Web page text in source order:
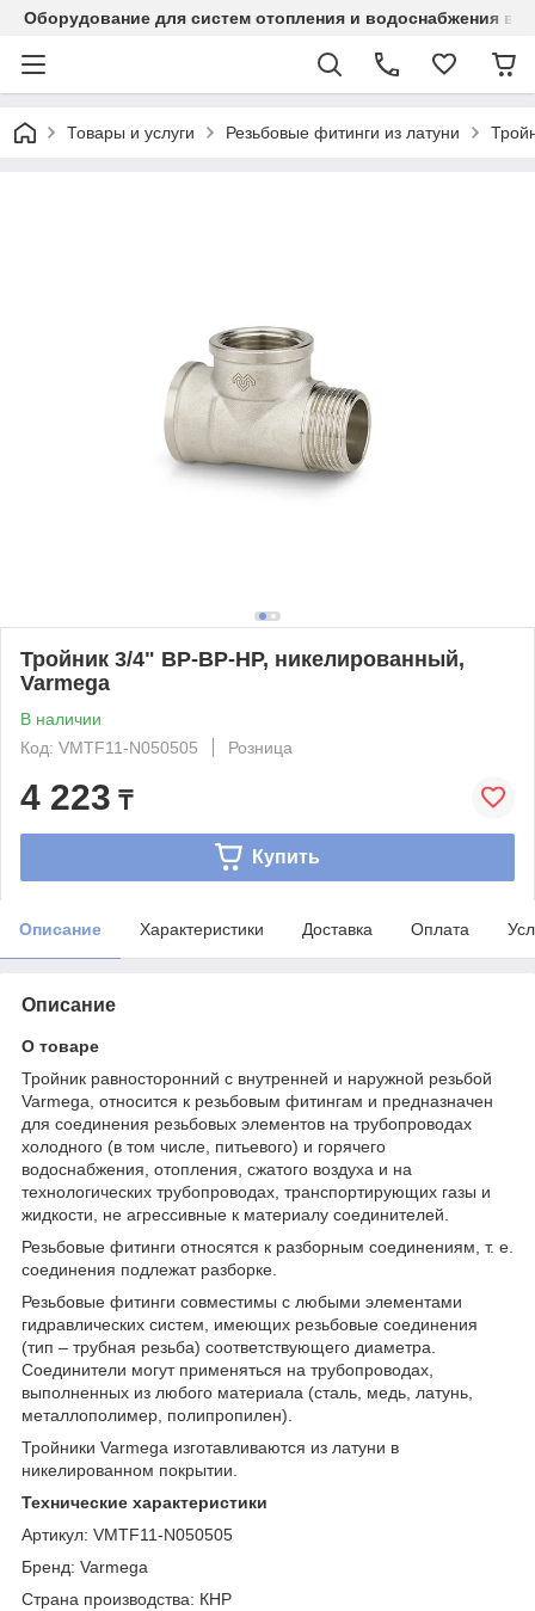
Оборудование для систем отопления и водоснабжения в
Товары и услуги Резьбовые фитинги из латуни
Тройник 3/4" ВР-ВР-НР, никелированный,
Varmega
В наличии
Код: VMTF11-N050505
Розница
4 223 ₸
Купить
Описание Характеристики Доставка Оплата
Описание
О товаре
Тройник равносторонний с внутренней и наружной резьбой
Varmega, относится к резьбовым фитингам и предназначен
для соединения резьбовых элементов на трубопроводах
холодного (в том числе, питьевого) и горячего
водоснабжения, отопления, сжатого воздуха и на
технологических трубопроводах, транспортирующих газы и
жидкости, не агрессивные к материалу соединителей.
Резьбовые фитинги относятся к разборным соединениям, т. е.
соединения подлежат разборке.
Резьбовые фитинги совместимы с любыми элементами
гидравлических систем, имеющих резьбовые соединения
(тип – трубная резьба) соответствующего диаметра.
Соединители могут применяться на трубопроводах,
выполненных из любого материала (сталь, медь, латунь,
металлополимер, полипропилен).
Тройники Varmega изготавливаются из латуни в
никелированном покрытии.
Технические характеристики
Артикул: VMTF11-N050505
Бренд: Varmega
Страна производства: КНР